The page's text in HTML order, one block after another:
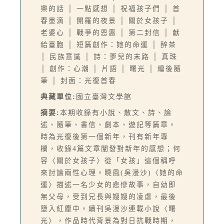
樂的話 │ 一點感想 │ 祝福孩子們 │ 首
春墨滴 │ 開羅的夜景 │ 關於女孩子 │
老婆心 │ 戰爭的恩惠 │ 第二封信 │ 献
給臺胞 │ 短篇創作：她的命運 │ 醉茶
│ 民族意識 │ 詩：夢兒的末路 │ 真珠
│ 創作：心潮 │ 片語 │ 曙光 │ 編後隨
筆 │ 封面：光復首春
典藏單位: 國立臺灣文學館
摘要: 本期收錄有小說、散文、詩、論
述、隨筆、書信、劇本、遊記等篇章。
時為光復後第一個新年，刊有新年專
欄，收錄4篇文章闡發對新年的感想；何
容〈關於女孩子〉從「女孩」這個稱呼
來討論兩性心理。曉風(吳漫沙)〈她的命
運〉描述一名少女的悲慘故事，自幼即
無父母，受到兄長與嫂嫂的凌虐，最後
墮入紅塵中。續刊吳漫沙連載小說〈曙
光〉，作品時代背景為對日抗戰時期，